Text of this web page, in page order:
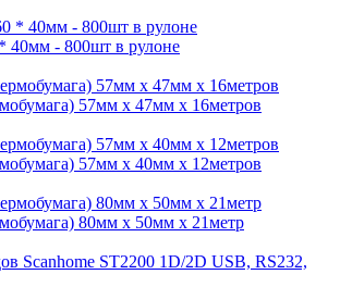
40мм - 800шт в рулоне
57мм x 47мм х 16метров
57мм x 40мм х 12метров
80мм x 50мм х 21метр